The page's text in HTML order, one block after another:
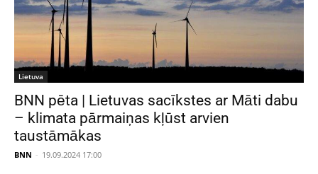
Lietuva
BNN pēta | Lietuvas sacīkstes ar Māti dabu
– klimata pārmaiņas kļūst arvien
taustāmākas
BNN - 19.09.2024 17:00